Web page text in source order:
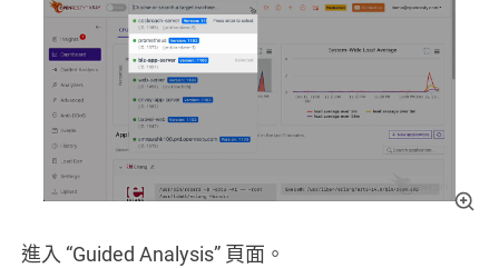
進入 “Guided Analysis” 頁面。